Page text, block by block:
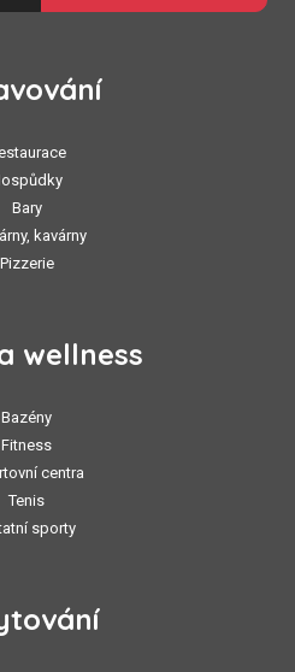
Bary
kavárny
Pizzerie
wellness
Bazény
Fitness
centra
Tenis
sporty